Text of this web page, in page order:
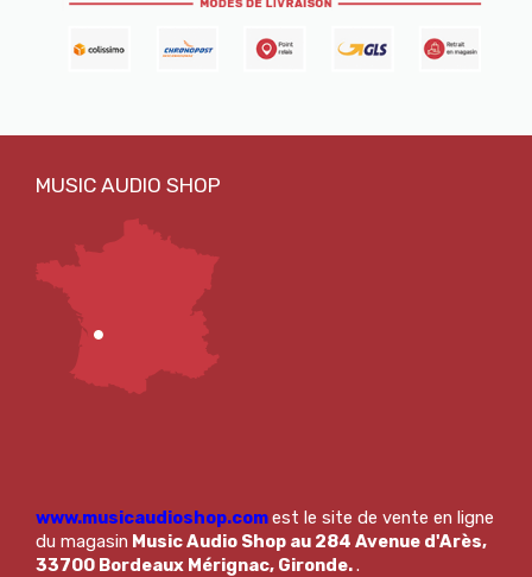
www.musicaudioshop.comest le site de vente en ligne
du magasin Music Audio Shop au 284 Avenue d'Arès,
33700 Bordeaux Mérignac, Gironde..